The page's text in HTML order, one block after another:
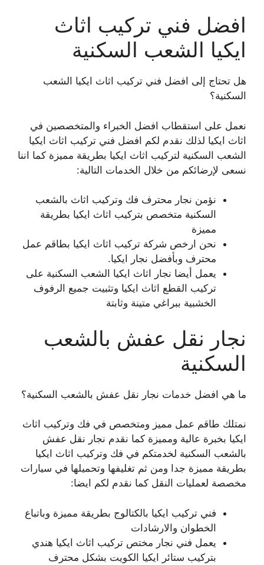
افضل فني تركيب اثاث
ايكيا الشعب السكنية
هل تحتاج إلى افضل فني تركيب اثاث ايكيا الشعب
السكنية؟
نعمل على استقطاب افضل الخبراء والمتخصصين في
اثاث ايكيا لذلك نقدم لكم افضل فني تركيب اثاث ايكيا
الشعب السكنية لتركيب اثاث ايكيا بطريقة مميزة كما اننا
نسعى لإرضائكم من خلال الخدمات التالية:
نؤمن نجار محترف فك وتركيب اثاث بالشعب
السكنية متخصص بتركيب اثاث ايكيا بطريقة
مميزة
نحن ارخص شركة تركيب اثاث ايكيا بطاقم عمل
محترف وبأفضل نجار ايكيا.
يعمل أيضا نجار اثاث ايكيا الشعب السكنية على
تركيب القطع اثاث ايكيا وتثبيت جميع الرفوف
الخشبية ببراغي متينة وثابتة
نجار نقل عفش بالشعب
السكنية
ما هي افضل خدمات نجار نقل عفش بالشعب السكنية؟
نمتلك طاقم عمل مميز ومتخصص في فك وتركيب اثاث
ايكيا بخبرة عالية ومميزة كما نقدم نجار نقل عفش
بالشعب السكنية لخدمتكم في فك وتركيب اثاث ايكيا
بطريقة مميزة جدا ومن ثم تغليفها وتحميلها في سيارات
مخصصة لعمليات النقل كما نقدم لكم ايضا:
فني تركيب ايكيا بالكتالوج بطريقة مميزة وباتباع
الخطوان والارشادات
يعمل فني نجار مختص تركيب اثاث ايكيا هندي
بتركيب ستائر ايكيا الكويت بشكل محترف